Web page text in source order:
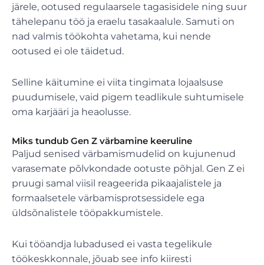
järele, ootused regulaarsele tagasisidele ning suur
tähelepanu töö ja eraelu tasakaalule. Samuti on
nad valmis töökohta vahetama, kui nende
ootused ei ole täidetud.
Selline käitumine ei viita tingimata lojaalsuse
puudumisele, vaid pigem teadlikule suhtumisele
oma karjääri ja heaolusse.
Miks tundub Gen Z värbamine keeruline
Paljud senised värbamismudelid on kujunenud
varasemate põlvkondade ootuste põhjal. Gen Z ei
pruugi samal viisil reageerida pikaajalistele ja
formaalsetele värbamisprotsessidele ega
üldsõnalistele tööpakkumistele.
Kui tööandja lubadused ei vasta tegelikule
töökeskkonnale, jõuab see info kiiresti